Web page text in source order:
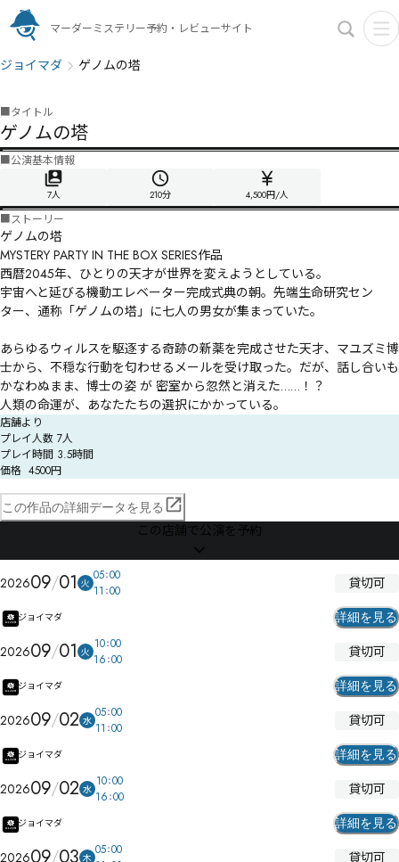
マーダーミステリー予約・レビューサイト
ジョイマダ ゲノムの塔
■タイトル
ゲノムの塔
■公演基本情報
7人 210分 4,500円/人
■ストーリー
ゲノムの塔
MYSTERY PARTY IN THE BOX SERIES作品
西暦2045年、ひとりの天才が世界を変えようとしている。
宇宙へと延びる機動エレベーター完成式典の朝。先端生命研究セン
ター、通称「ゲノムの塔」に七人の男女が集まっていた。
あらゆるウィルスを駆逐する奇跡の新薬を完成させた天才、マユズミ博
士から、不穏な行動を匂わせるメールを受け取った。だが、話し合いも
かなわぬまま、博士の姿 が 密室から忽然と消えた……！？
人類の命運が、あなたたちの選択にかかっている。
店舗より
プレイ人数	7人
プレイ時間	3.5時間
価格	4500円
この作品の詳細データを見る
この店舗で公演を予約
202609 01 火 05 00
11 00 貸切可
ジョイマダ 詳細を見る
202609 01 火 10 00
16 00 貸切可
ジョイマダ 詳細を見る
202609 02 水 05 00
11 00 貸切可
ジョイマダ 詳細を見る
202609 02 水 10 00
16 00 貸切可
ジョイマダ 詳細を見る
2026 木 05 00
貸切可